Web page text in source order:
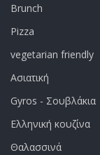
Brunch
Pizza
vegetarian friendly
Ασιατική
Gyros - Σουβλάκια
Ελληνική κουζίνα
Θαλασσινά